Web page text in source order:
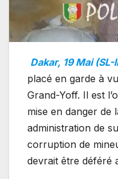
Dakar, 19 Mai (SL-
placé en garde à
Grand-Yoff. Il est
mise en danger de
administration de
corruption de
devrait être déféré